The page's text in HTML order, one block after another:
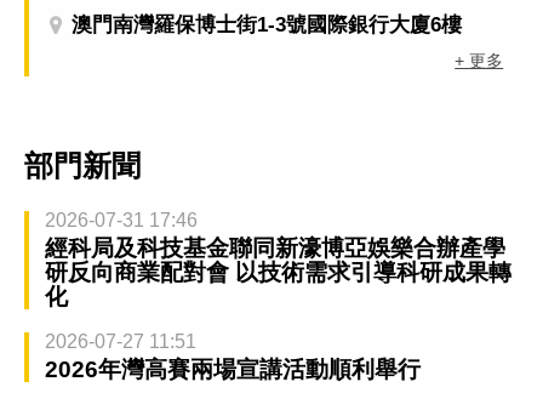
澳門南灣羅保博士街1-3號國際銀行大廈6樓
+ 更多
部門新聞
2026-07-31 17:46
經科局及科技基金聯同新濠博亞娛樂合辦產學
研反向商業配對會 以技術需求引導科研成果轉
化
2026-07-27 11:51
2026年灣高賽兩場宣講活動順利舉行